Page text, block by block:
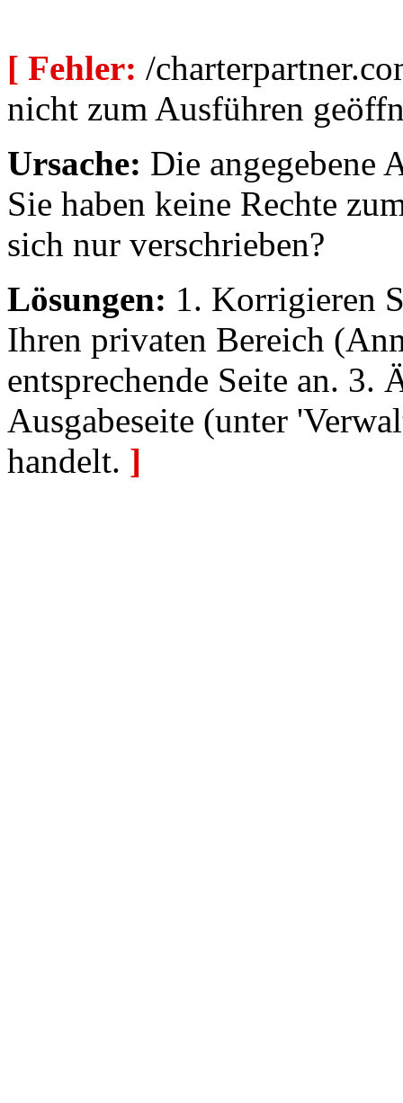
[ Fehler: /
nicht zum Ausführen
Ursache: Die angegebene
Sie haben keine Rechte
sich nur verschrieben?
Lösungen: 1. Korrigieren
Ihren privaten Bereich
entsprechende Seite an. 3.
Ausgabeseite (unter
handelt. ]